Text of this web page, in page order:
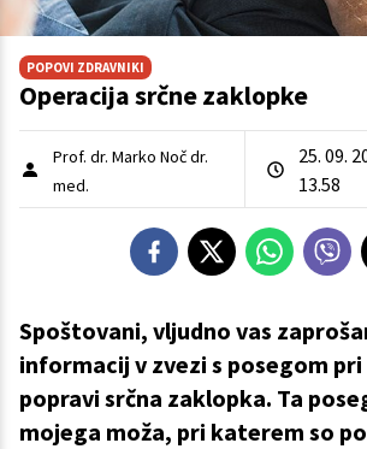
POPOVI ZDRAVNIKI
Operacija srčne zaklopke
Prof. dr. Marko Noč dr.
med.
25. 09.
13.58
Spoštovani, vljudno vas
informacij v zvezi s posegom
popravi srčna zaklopka. Ta
mojega moža, pri katerem so